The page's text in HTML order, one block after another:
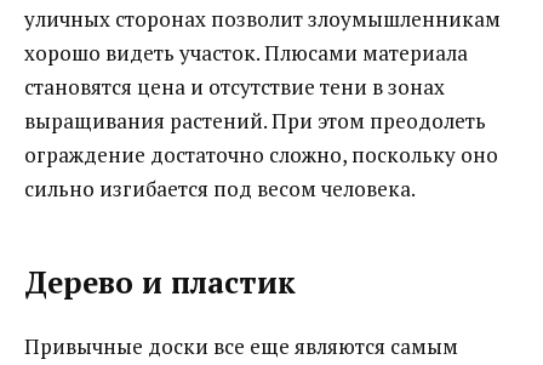
уличных сторонах позволит злоумышленникам
хорошо видеть участок. Плюсами материала
становятся цена и отсутствие тени в зонах
выращивания растений. При этом преодолеть
ограждение достаточно сложно, поскольку оно
сильно изгибается под весом человека.
Дерево и пластик
Привычные доски все еще являются самым